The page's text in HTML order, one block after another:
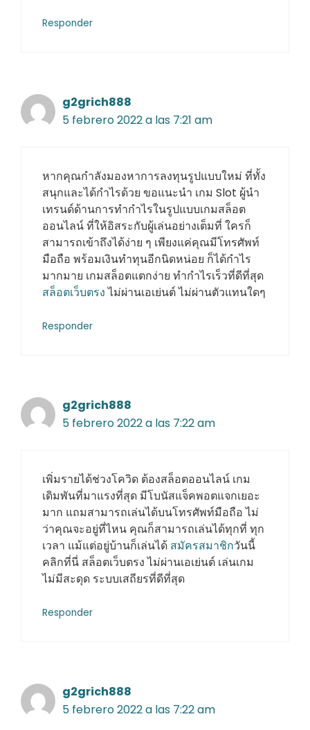
Responder
g2grich888
5 febrero 2022 a las 7:21 am
หากคุณกำลังมองหาการลงทุนรูปแบบใหม่ ที่ทั้ง
สนุกและได้กำไรด้วย ขอแนะนำ เกม Slot ผู้นำ
เทรนด์ด้านการทำกำไรในรูปแบบเกมสล็อต
ออนไลน์ ที่ให้อิสระกับผู้เล่นอย่างเต็มที่ ใครก็
สามารถเข้าถึงได้ง่าย ๆ เพียงแค่คุณมีโทรศัพท์
มือถือ พร้อมเงินทำทุนอีกนิดหน่อย ก็ได้กำไร
มากมาย เกมสล็อตแตกง่าย ทำกำไรเร็วที่ดีที่สุด
สล็อตเว็บตรงไม่ผ่านเอเย่นต์ ไม่ผ่านตัวแทนใดๆ
Responder
g2grich888
5 febrero 2022 a las 7:22 am
เพิ่มรายได้ช่วงโควิด ต้องสล็อตออนไลน์ เกม
เดิมพันที่มาแรงที่สุด มีโบนัสแจ็คพอตแจกเยอะ
มาก แถมสามารถเล่นได้บนโทรศัพท์มือถือ ไม่
ว่าคุณจะอยู่ที่ไหน คุณก็สามารถเล่นได้ทุกที่ ทุก
เวลา แม้แต่อยู่บ้านก็เล่นได้ สมัครสมาชิกวันนี้
คลิกที่นี่ สล็อตเว็บตรง ไม่ผ่านเอเย่นต์ เล่นเกม
ไม่มีสะดุด ระบบเสถียรที่ดีที่สุด
Responder
g2grich888
5 febrero 2022 a las 7:22 am